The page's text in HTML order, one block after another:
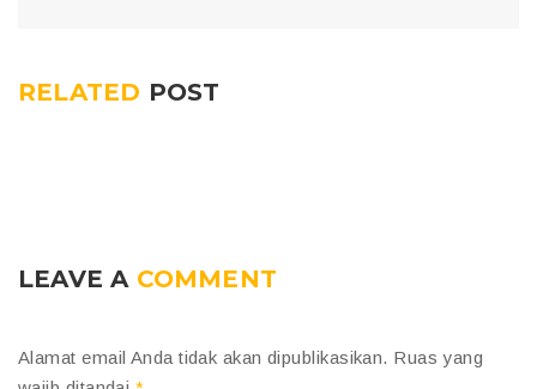
RELATED POST
LEAVE A COMMENT
Alamat email Anda tidak akan dipublikasikan. Ruas yang